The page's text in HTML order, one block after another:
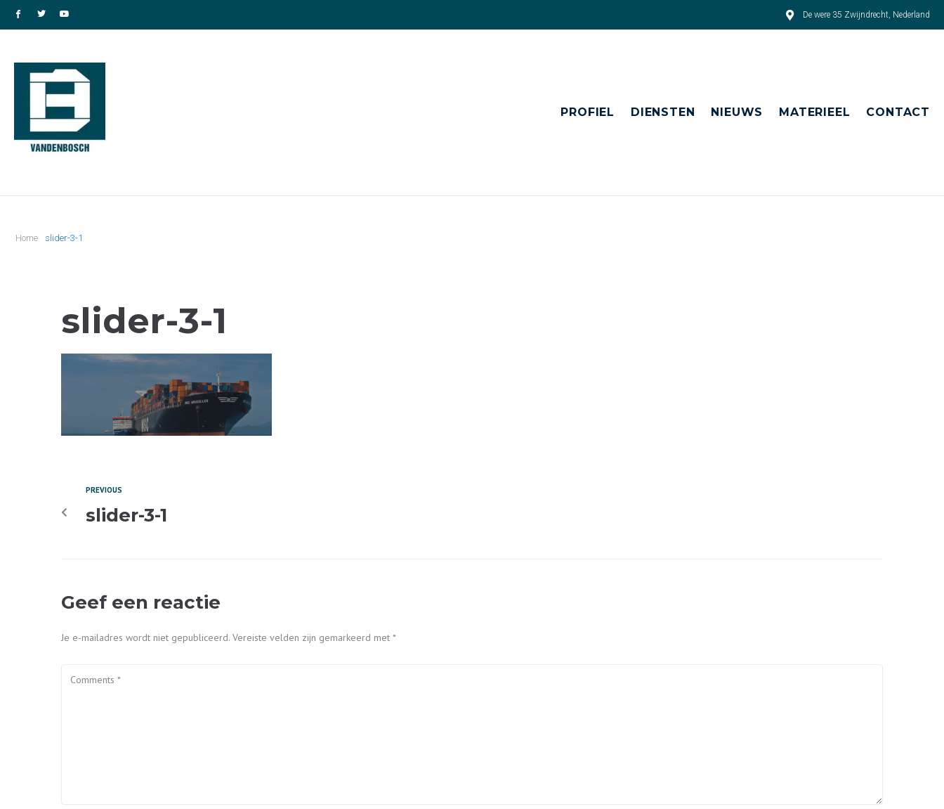
De were 35 Zwijndrecht, Nederland
PROFIEL DIENSTEN NIEUWS MATERIEEL CONTACT
Home slider-3-1
slider-3-1
PREVIOUS
slider-3-1
Geef een reactie
Je e-mailadres wordt niet gepubliceerd. Vereiste velden zijn gemarkeerd met *